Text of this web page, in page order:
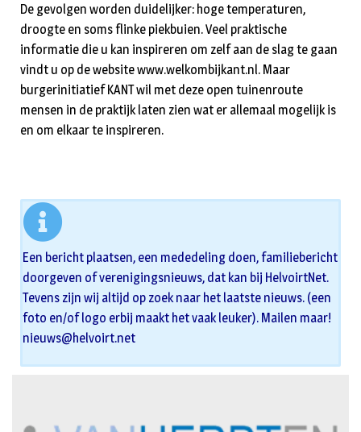
De gevolgen worden duidelijker: hoge temperaturen,
droogte en soms flinke piekbuien. Veel praktische
informatie die u kan inspireren om zelf aan de slag te gaan
vindt u op de website www.welkombijkant.nl. Maar
burgerinitiatief KANT wil met deze open tuinenroute
mensen in de praktijk laten zien wat er allemaal mogelijk is
en om elkaar te inspireren.
Een bericht plaatsen, een mededeling doen, familiebericht
doorgeven of verenigingsnieuws, dat kan bij HelvoirtNet.
Tevens zijn wij altijd op zoek naar het laatste nieuws. (een
foto en/of logo erbij maakt het vaak leuker). Mailen maar!
nieuws@helvoirt.net